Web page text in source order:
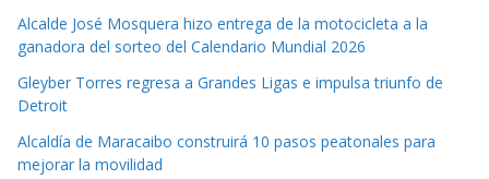
Alcalde José Mosquera hizo entrega de la motocicleta a la
ganadora del sorteo del Calendario Mundial 2026
Gleyber Torres regresa a Grandes Ligas e impulsa triunfo de
Detroit
Alcaldía de Maracaibo construirá 10 pasos peatonales para
mejorar la movilidad